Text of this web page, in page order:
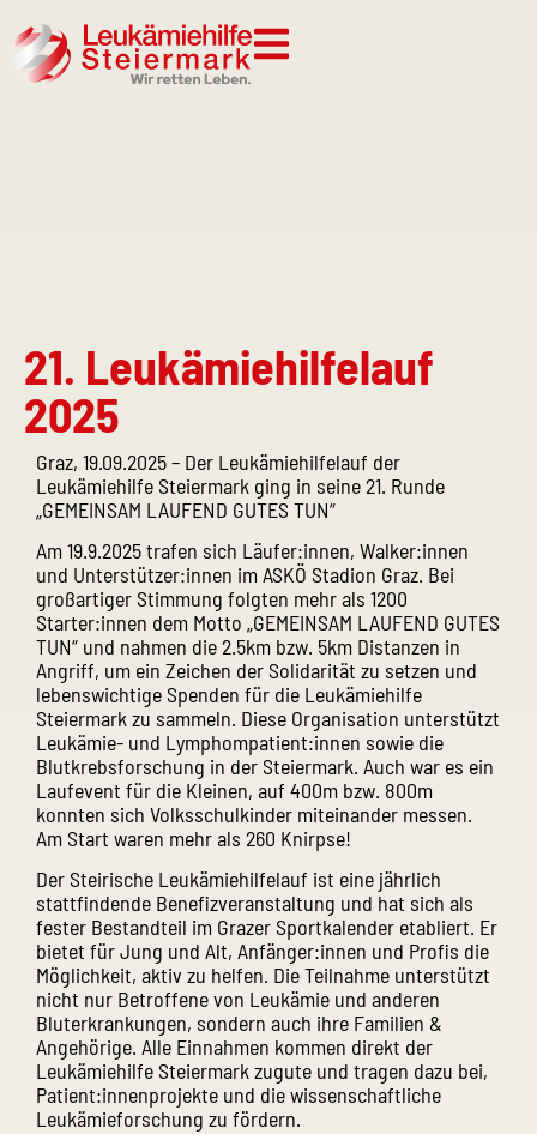
21. Leukämiehilfelauf
2025
Graz, 19.09.2025 – Der Leukämiehilfelauf der
Leukämiehilfe Steiermark ging in seine 21. Runde
„GEMEINSAM LAUFEND GUTES TUN“
Am 19.9.2025 trafen sich Läufer:innen, Walker:innen
und Unterstützer:innen im ASKÖ Stadion Graz. Bei
großartiger Stimmung folgten mehr als 1200
Starter:innen dem Motto „GEMEINSAM LAUFEND GUTES
TUN“ und nahmen die 2.5km bzw. 5km Distanzen in
Angriff, um ein Zeichen der Solidarität zu setzen und
lebenswichtige Spenden für die Leukämiehilfe
Steiermark zu sammeln. Diese Organisation unterstützt
Leukämie- und Lymphompatient:innen sowie die
Blutkrebsforschung in der Steiermark. Auch war es ein
Laufevent für die Kleinen, auf 400m bzw. 800m
konnten sich Volksschulkinder miteinander messen.
Am Start waren mehr als 260 Knirpse!
Der Steirische Leukämiehilfelauf ist eine jährlich
stattfindende Benefizveranstaltung und hat sich als
fester Bestandteil im Grazer Sportkalender etabliert. Er
bietet für Jung und Alt, Anfänger:innen und Profis die
Möglichkeit, aktiv zu helfen. Die Teilnahme unterstützt
nicht nur Betroffene von Leukämie und anderen
Bluterkrankungen, sondern auch ihre Familien &
Angehörige. Alle Einnahmen kommen direkt der
Leukämiehilfe Steiermark zugute und tragen dazu bei,
Patient:innenprojekte und die wissenschaftliche
Leukämieforschung zu fördern.